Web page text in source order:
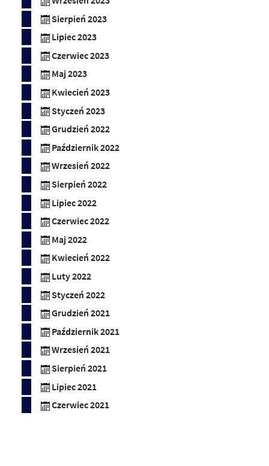
Sierpień 2023
Lipiec 2023
Czerwiec 2023
Maj 2023
Kwiecień 2023
Styczeń 2023
Grudzień 2022
Październik 2022
Wrzesień 2022
Sierpień 2022
Lipiec 2022
Czerwiec 2022
Maj 2022
Kwiecień 2022
Luty 2022
Styczeń 2022
Grudzień 2021
Październik 2021
Wrzesień 2021
Sierpień 2021
Lipiec 2021
Czerwiec 2021